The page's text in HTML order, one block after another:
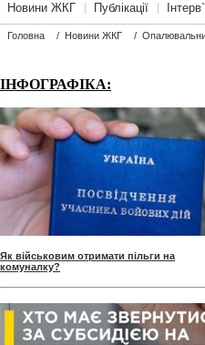
Новини ЖКГ Публікації
Головна / Новини ЖКГ /
ІНФОГРАФІКА:
Як військовим отримати пільги на
комуналку?